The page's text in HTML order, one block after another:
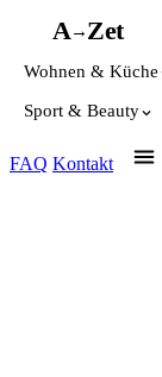
A→Zet
Wohnen & Küche
Sport & Beauty
FAQ Kontakt